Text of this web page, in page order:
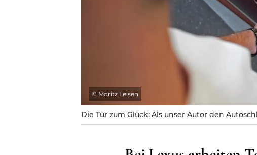
© Moritz Leisen
Die Tür zum Glück: Als unser Autor den